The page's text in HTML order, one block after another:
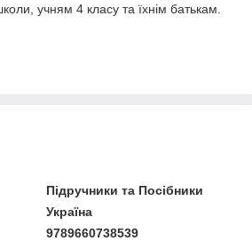
учням 4 класу та їхнім батькам
Підручники та Посібники
Україна
9789660738539